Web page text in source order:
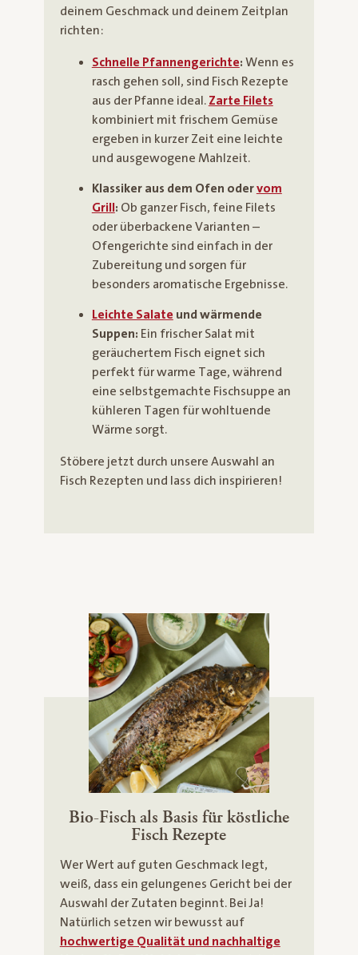
deinem Geschmack und deinem Zeitplan
richten:
Schnelle Pfannengerichte: Wenn es
rasch gehen soll, sind Fisch Rezepte
aus der Pfanne ideal. Zarte Filets
kombiniert mit frischem Gemüse
ergeben in kurzer Zeit eine leichte
und ausgewogene Mahlzeit.
Klassiker aus dem Ofen odervom
Grill: Ob ganzer Fisch, feine Filets
oder überbackene Varianten –
Ofengerichte sind einfach in der
Zubereitung und sorgen für
besonders aromatische Ergebnisse.
Leichte Salate und wärmende
Suppen: Ein frischer Salat mit
geräuchertem Fisch eignet sich
perfekt für warme Tage, während
eine selbstgemachte Fischsuppe an
kühleren Tagen für wohltuende
Wärme sorgt.
Stöbere jetzt durch unsere Auswahl an
Fisch Rezepten und lass dich inspirieren!
Bio-Fisch als Basis für köstliche
Fisch Rezepte
Wer Wert auf guten Geschmack legt,
weiß, dass ein gelungenes Gericht bei der
Auswahl der Zutaten beginnt. Bei Ja!
Natürlich setzen wir bewusst auf
hochwertige Qualität und nachhaltige